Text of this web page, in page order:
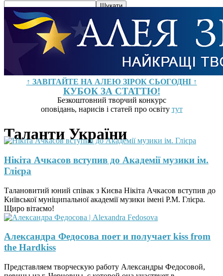
↑ ЗАВІТАЙТЕ НА АЛЕЮ ЗІРОК СЬОГОДНІ ↑
КУБОК ЗА СТАТТЮ!
Безкоштовний творчий конкурс
оповідань, нарисів і статей про освіту тут
Таланти України
Нікіта Ачкасов вступив до Академії музики ім.
Глієра
Талановитий юний співак з Києва Нікіта Ачкасов вступив до
Київської муніципальної академії музики імені Р.М. Глієра.
Щиро вітаємо!
Александра Федосова поет и получает kiss from
the Hardkiss
Представляем творческую работу Александры Федосовой,